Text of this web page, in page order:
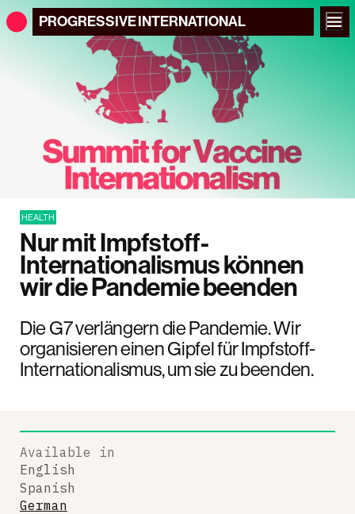
PROGRESSIVEINTERNATIONAL
HEALTH
Nur mit Impfstoff-
Internationalismus können
wir die Pandemie beenden
Die G7 verlängern die Pandemie. Wir
organisieren einen Gipfel für Impfstoff-
Internationalismus, um sie zu beenden.
Available in
English
Spanish
German